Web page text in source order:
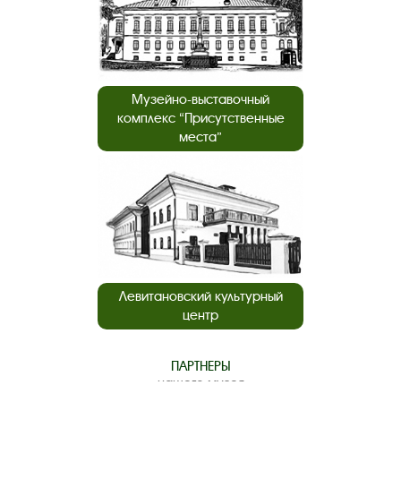
Музейно-выставочный
комплекс “Присутственные
места”
Левитановский культурный
центр
ПАРТНЕРЫ
нашего музея